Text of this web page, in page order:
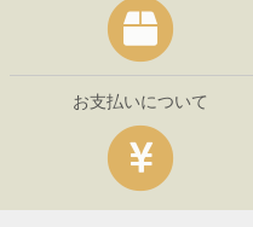
お支払いについて